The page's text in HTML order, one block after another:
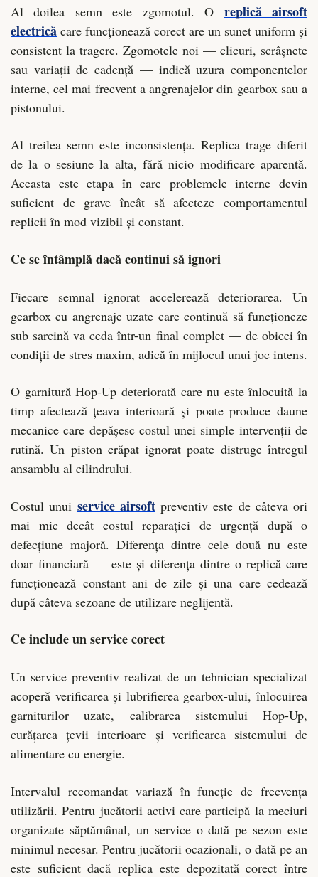
Al doilea semn este zgomotul. O replică airsoft
electrică care funcționează corect are un sunet uniform și
consistent la tragere. Zgomotele noi — clicuri, scrâșnete
sau variații de cadență — indică uzura componentelor
interne, cel mai frecvent a angrenajelor din gearbox sau a
pistonului.
Al treilea semn este inconsistența. Replica trage diferit
de la o sesiune la alta, fără nicio modificare aparentă.
Aceasta este etapa în care problemele interne devin
suficient de grave încât să afecteze comportamentul
replicii în mod vizibil și constant.
Ce se întâmplă dacă continui să ignori
Fiecare semnal ignorat accelerează deteriorarea. Un
gearbox cu angrenaje uzate care continuă să funcționeze
sub sarcină va ceda într-un final complet — de obicei în
condiții de stres maxim, adică în mijlocul unui joc intens.
O garnitură Hop-Up deteriorată care nu este înlocuită la
timp afectează țeava interioară și poate produce daune
mecanice care depășesc costul unei simple intervenții de
rutină. Un piston crăpat ignorat poate distruge întregul
ansamblu al cilindrului.
Costul unui service airsoftpreventiv este de câteva ori
mai mic decât costul reparației de urgență după o
defecțiune majoră. Diferența dintre cele două nu este
doar financiară — este și diferența dintre o replică care
funcționează constant ani de zile și una care cedează
după câteva sezoane de utilizare neglijentă.
Ce include un service corect
Un service preventiv realizat de un tehnician specializat
acoperă verificarea și lubrifierea gearbox-ului, înlocuirea
garniturilor uzate, calibrarea sistemului Hop-Up,
curățarea țevii interioare și verificarea sistemului de
alimentare cu energie.
Intervalul recomandat variază în funcție de frecvența
utilizării. Pentru jucătorii activi care participă la meciuri
organizate săptămânal, un service o dată pe sezon este
minimul necesar. Pentru jucătorii ocazionali, o dată pe an
este suficient dacă replica este depozitată corect între